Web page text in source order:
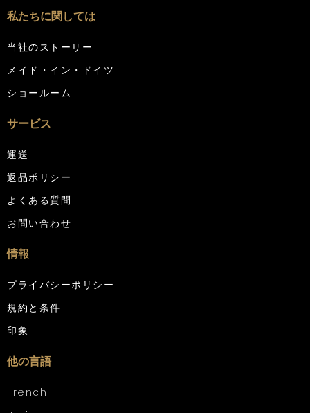
私たちに関しては
当社のストーリー
メイド・イン・ドイツ
ショールーム
サービス
運送
返品ポリシー
よくある質問
お問い合わせ
情報
プライバシーポリシー
規約と条件
印象
他の言語
French